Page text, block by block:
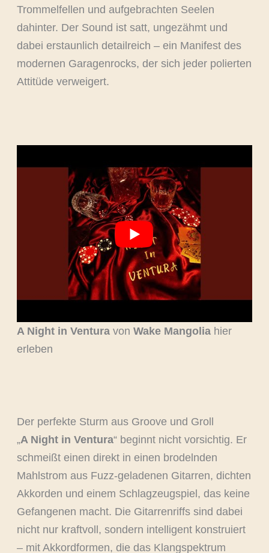
Trommelfellen und aufgebrachten Seelen
dahinter. Der Sound ist satt, ungezähmt und
dabei erstaunlich detailreich – ein Manifest des
modernen Garagenrocks, der sich jeder polierten
Attitüde verweigert.
A Night in Venturavon Wake Mangoliahier
erleben
Der perfekte Sturm aus Groove und Groll
„A Night in Ventura“ beginnt nicht vorsichtig. Er
schmeißt einen direkt in einen brodelnden
Mahlstrom aus Fuzz-geladenen Gitarren, dichten
Akkorden und einem Schlagzeugspiel, das keine
Gefangenen macht. Die Gitarrenriffs sind dabei
nicht nur kraftvoll, sondern intelligent konstruiert
– mit Akkordformen, die das Klangspektrum